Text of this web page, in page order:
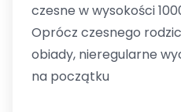
czesne w wysokości
Oprócz czesnego
obiady, nieregularne
na początku